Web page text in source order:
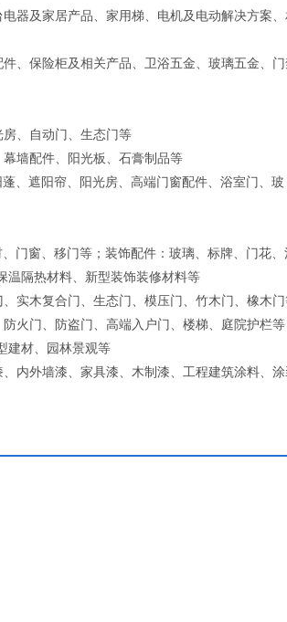
器及家居产品、家用梯、电机及电动解决方案、
、保险柜及相关产品、卫浴五金、玻璃五金、门
、自动门、生态门等
墙配件、阳光板、石膏制品等
、遮阳帘、阳光房、高端门窗配件、浴室门、玻
门窗、移门等；装饰配件：玻璃、标牌、门花、
温隔热材料、新型装饰装修材料等
实木复合门、生态门、模压门、竹木门、橡木
火门、防盗门、高端入户门、楼梯、庭院护栏等
建材、园林景观等
内外墙漆、家具漆、木制漆、工程建筑涂料、涂